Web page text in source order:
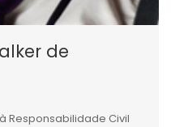
de
Responsabilidade Civil